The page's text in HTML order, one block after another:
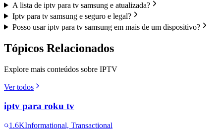
A lista de iptv para tv samsung e atualizada?
Iptv para tv samsung e seguro e legal?
Posso usar iptv para tv samsung em mais de um dispositivo?
Tópicos Relacionados
Explore mais conteúdos sobre IPTV
Ver todos
iptv para roku tv
1.6KInformational, Transactional